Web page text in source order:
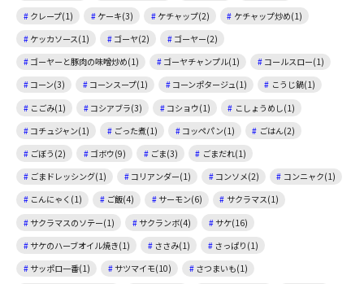
クレープ(1)
ケーキ(3) ケチャップ(2)
ケチャップ炒め(1)
ケッカソース(1)
ゴーヤ(2)
ゴーヤー(2)
ゴーヤーと豚肉の味噌炒め(1)
ゴーヤチャンプル(1)
コールスロー(1)
コーン(3)
コーンスープ(1) コーンポタージュ(1)
こうじ鍋(1)
こごみ(1)
コシアブラ(3) コショウ(1)
こしょうめし(1)
コチュジャン(1)
ごった煮(1) コッペパン(1)
ごはん(2)
ごぼう(2)
ゴボウ(9) ごま(3)
ごまだれ(1)
ごまドレッシング(1)
コリアンダー(1) コンソメ(2)
コンニャク(1)
こんにゃく(1)
ご飯(4) サーモン(6)
サクラマス(1)
サクラマスのソテー(1)
サクランボ(4)
サケ(16)
サケのハーブオイル焼き(1)
ささみ(1)
さっぱり(1)
サッポロ一番(1)
サツマイモ(10)
さつまいも(1)